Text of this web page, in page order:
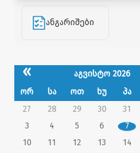
ანგარიშები
« აგვისტო 2026
ორ სა ოთ ხუ პა
27
28 29 30 31
3
4 5 6 7
10
11 12 13 14